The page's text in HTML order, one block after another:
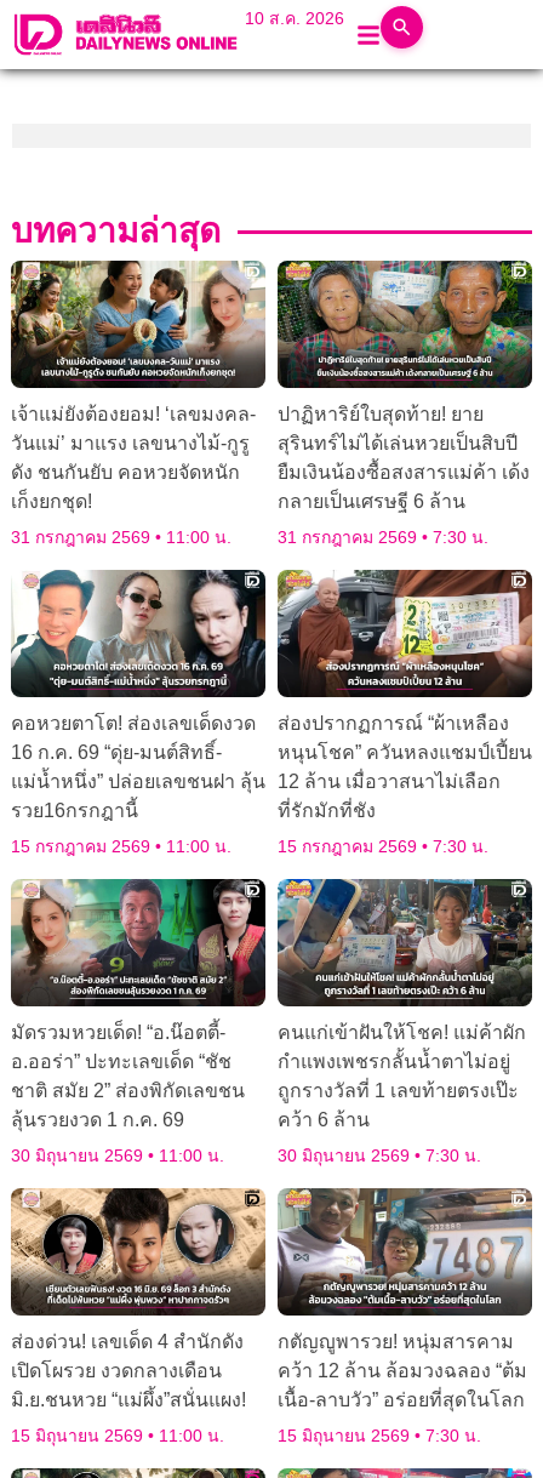
10 ส.ค. 2026
บทความล่าสุด
เจ้าแม่ยังต้องยอม! ‘เลขมงคล-
วันแม่’ มาแรง เลขนางไม้-กูรู
ดัง ชนกันยับ คอหวยจัดหนัก
เก็งยกชุด!
31 กรกฎาคม 2569 11:00 น.
ปาฏิหาริย์ใบสุดท้าย! ยาย
สุรินทร์ไม่ได้เล่นหวยเป็นสิบปี
ยืมเงินน้องซื้อสงสารแม่ค้า เด้ง
กลายเป็นเศรษฐี 6 ล้าน
31 กรกฎาคม 2569 7:30 น.
คอหวยตาโต! ส่องเลขเด็ดงวด
16 ก.ค. 69 “ดุ่ย-มนต์สิทธิ์-
แม่น้ำหนึ่ง” ปล่อยเลขชนฝา ลุ้น
รวย16กรกฎานี้
15 กรกฎาคม 2569 11:00 น.
ส่องปรากฏการณ์ “ผ้าเหลือง
หนุนโชค” ควันหลงแชมป์เปี้ยน
12 ล้าน เมื่อวาสนาไม่เลือก
ที่รักมักที่ชัง
15 กรกฎาคม 2569 7:30 น.
มัดรวมหวยเด็ด! “อ.น๊อตตี้-
อ.ออร่า” ปะทะเลขเด็ด “ชัช
ชาติ สมัย 2” ส่องพิกัดเลขชน
ลุ้นรวยงวด 1 ก.ค. 69
30 มิถุนายน 2569 11:00 น.
คนแก่เข้าฝันให้โชค! แม่ค้าผัก
กำแพงเพชรกลั้นน้ำตาไม่อยู่
ถูกรางวัลที่ 1 เลขท้ายตรงเป๊ะ
คว้า 6 ล้าน
30 มิถุนายน 2569 7:30 น.
ส่องด่วน! เลขเด็ด 4 สำนักดัง
เปิดโผรวย งวดกลางเดือน
มิ.ย.ชนหวย “แม่ผึ้ง”สนั่นแผง!
15 มิถุนายน 2569 11:00 น.
กตัญญูพารวย! หนุ่มสารคาม
คว้า 12 ล้าน ล้อมวงฉลอง “ต้ม
เนื้อ-ลาบวัว” อร่อยที่สุดในโลก
15 มิถุนายน 2569 7:30 น.